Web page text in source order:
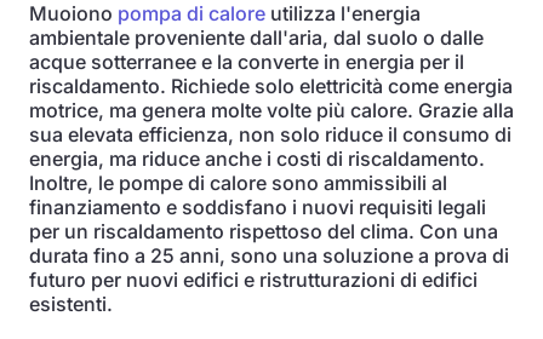
Muoiono pompa di calore utilizza l'energia
ambientale proveniente dall'aria, dal suolo o dalle
acque sotterranee e la converte in energia per il
riscaldamento. Richiede solo elettricità come energia
motrice, ma genera molte volte più calore. Grazie alla
sua elevata efficienza, non solo riduce il consumo di
energia, ma riduce anche i costi di riscaldamento.
Inoltre, le pompe di calore sono ammissibili al
finanziamento e soddisfano i nuovi requisiti legali
per un riscaldamento rispettoso del clima. Con una
durata fino a 25 anni, sono una soluzione a prova di
futuro per nuovi edifici e ristrutturazioni di edifici
esistenti.